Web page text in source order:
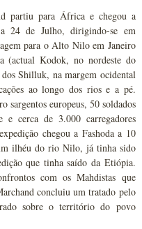
partiu para África e chegou a
24 de Julho, dirigindo-se em
para o Alto Nilo em Janeiro
(actual Kodok, no nordeste do
Shilluk, na margem ocidental
ao longo dos rios e a pé.
sargentos europeus, 50 soldados
e cerca de 3.000 carregadores
chegou a Fashoda a 10
ilhéu do rio Nilo, já tinha sido
que tinha saído da Etiópia.
com os Mahdistas que
concluiu um tratado pelo
sobre o território do povo